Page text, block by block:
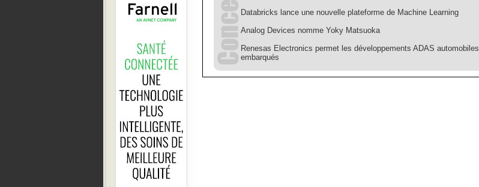
Databricks lance une nouvelle plateforme de Machine Learning
Analog Devices nomme Yoky Matsuoka
Renesas Electronics permet les développements ADAS automobiles
embarqués